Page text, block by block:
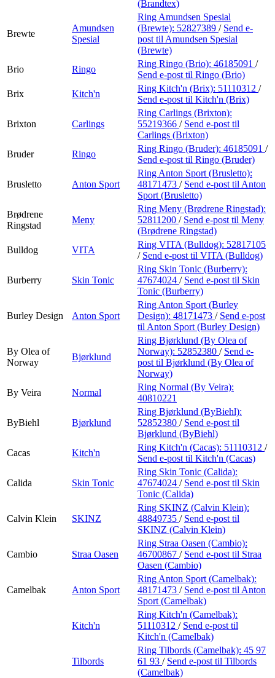
(Brandtex)
Brewte
Amundsen
Spesial
Ring Amundsen Spesial
(Brewte): 52827389 / Send e-
post til Amundsen Spesial
(Brewte)
Brio
Ringo
Ring Ringo (Brio): 46185091 /
Send e-post til Ringo (Brio)
Brix
Kitch'n
Ring Kitch'n (Brix): 51110312 /
Send e-post til Kitch'n (Brix)
Brixton Carlings
Ring Carlings (Brixton):
55219366 / Send e-post til
Carlings (Brixton)
Bruder
Ringo
Ring Ringo (Bruder): 46185091 /
Send e-post til Ringo (Bruder)
Brusletto Anton Sport
Ring Anton Sport (Brusletto):
48171473 / Send e-post til Anton
Sport (Brusletto)
Brødrene
Ringstad
Meny
Ring Meny (Brødrene Ringstad):
52811200 / Send e-post til Meny
(Brødrene Ringstad)
Bulldog
VITA
Ring VITA (Bulldog): 52817105
/ Send e-post til VITA (Bulldog)
Burberry Skin Tonic
Ring Skin Tonic (Burberry):
47674024 / Send e-post til Skin
Tonic (Burberry)
Burley Design Anton Sport
Ring Anton Sport (Burley
Design): 48171473 / Send e-post
til Anton Sport (Burley Design)
By Olea of
Norway
Bjørklund
Ring Bjørklund (By Olea of
Norway): 52852380 / Send e-
post til Bjørklund (By Olea of
Norway)
By Veira
Normal
Ring Normal (By Veira):
40810221
ByBiehl Bjørklund
Ring Bjørklund (ByBiehl):
52852380 / Send e-post til
Bjørklund (ByBiehl)
Cacas
Kitch'n
Ring Kitch'n (Cacas): 51110312 /
Send e-post til Kitch'n (Cacas)
Calida Skin Tonic
Ring Skin Tonic (Calida):
47674024 / Send e-post til Skin
Tonic (Calida)
Calvin Klein SKINZ
Ring SKINZ (Calvin Klein):
48849735 / Send e-post til
SKINZ (Calvin Klein)
Cambio Straa Oasen
Ring Straa Oasen (Cambio):
46700867 / Send e-post til Straa
Oasen (Cambio)
Camelbak Anton Sport
Ring Anton Sport (Camelbak):
48171473 / Send e-post til Anton
Sport (Camelbak)
Kitch'n
Ring Kitch'n (Camelbak):
51110312 / Send e-post til
Kitch'n (Camelbak)
Tilbords
Ring Tilbords (Camelbak): 45 97
61 93 / Send e-post til Tilbords
(Camelbak)